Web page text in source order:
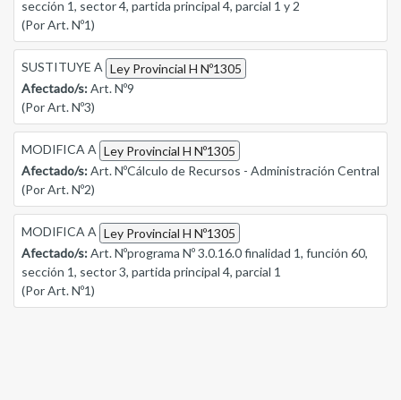
sección 1, sector 4, partida principal 4, parcial 1 y 2
(Por Art. Nº1)
SUSTITUYE A Ley Provincial H Nº1305
Afectado/s:Art. Nº9
(Por Art. Nº3)
MODIFICA A Ley Provincial H Nº1305
Afectado/s:Art. NºCálculo de Recursos - Administración Central
(Por Art. Nº2)
MODIFICA A Ley Provincial H Nº1305
Afectado/s:Art. Nºprograma Nº 3.0.16.0 finalidad 1, función 60,
sección 1, sector 3, partida principal 4, parcial 1
(Por Art. Nº1)